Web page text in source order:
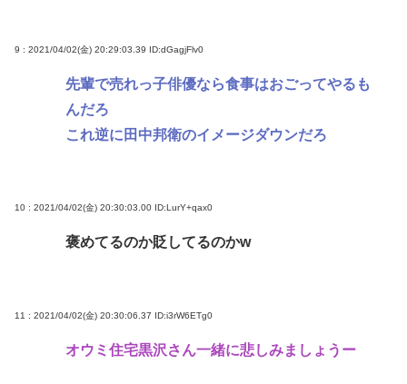
9 : 2021/04/02(金) 20:29:03.39 ID:dGagjFlv0
先輩で売れっ子俳優なら食事はおごってやるも
んだろ
これ逆に田中邦衛のイメージダウンだろ
10 : 2021/04/02(金) 20:30:03.00 ID:LurY+qax0
褒めてるのか貶してるのかw
11 : 2021/04/02(金) 20:30:06.37 ID:i3rW6ETg0
オウミ住宅黒沢さん一緒に悲しみましょうー